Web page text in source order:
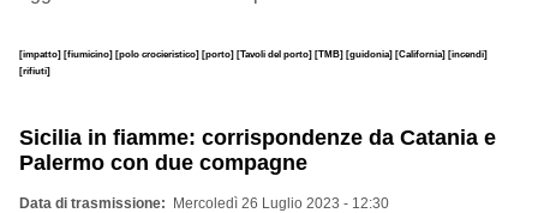
[impatto] [fiumicino] [polo crocieristico] [porto] [Tavoli del porto] [TMB] [guidonia] [California] [incendi]
[rifiuti]
Sicilia in fiamme: corrispondenze da Catania e
Palermo con due compagne
Data di trasmissione Mercoledì 26 Luglio 2023 - 12:30